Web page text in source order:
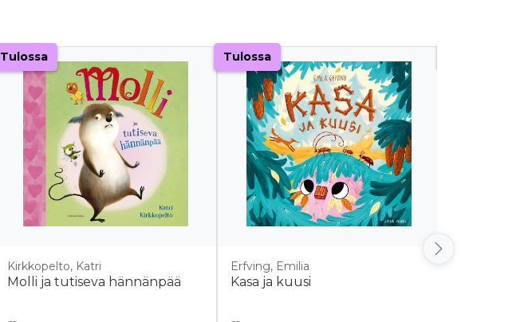
Tulossa
Kirkkopelto, Katri
Molli ja tutiseva hännänpää
Tulossa
Erfving, Emilia
Kasa ja kuusi